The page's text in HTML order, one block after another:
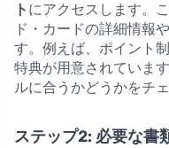
ト にアクセスします。
ド・カードの詳細情報
す。例えば、ポイント
特典が用意されていま
ルに合うかどうかをチ
ステップ2: 必要な書